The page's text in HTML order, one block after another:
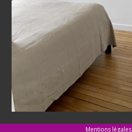
Mentions légales